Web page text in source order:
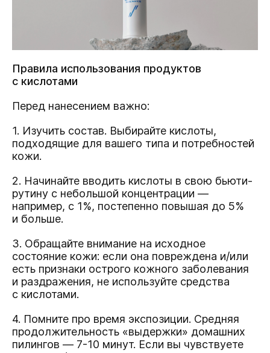
Правила использования продуктов
с кислотами
Перед нанесением важно:
1. Изучить состав. Выбирайте кислоты,
подходящие для вашего типа и потребностей
кожи.
2. Начинайте вводить кислоты в свою бьюти-
рутину с небольшой концентрации —
например, с 1%, постепенно повышая до 5%
и больше.
3. Обращайте внимание на исходное
состояние кожи: если она повреждена и/или
есть признаки острого кожного заболевания
и раздражения, не используйте средства
с кислотами.
4. Помните про время экспозиции. Средняя
продолжительность «выдержки» домашних
пилингов — 7-10 минут. Если вы чувствуете